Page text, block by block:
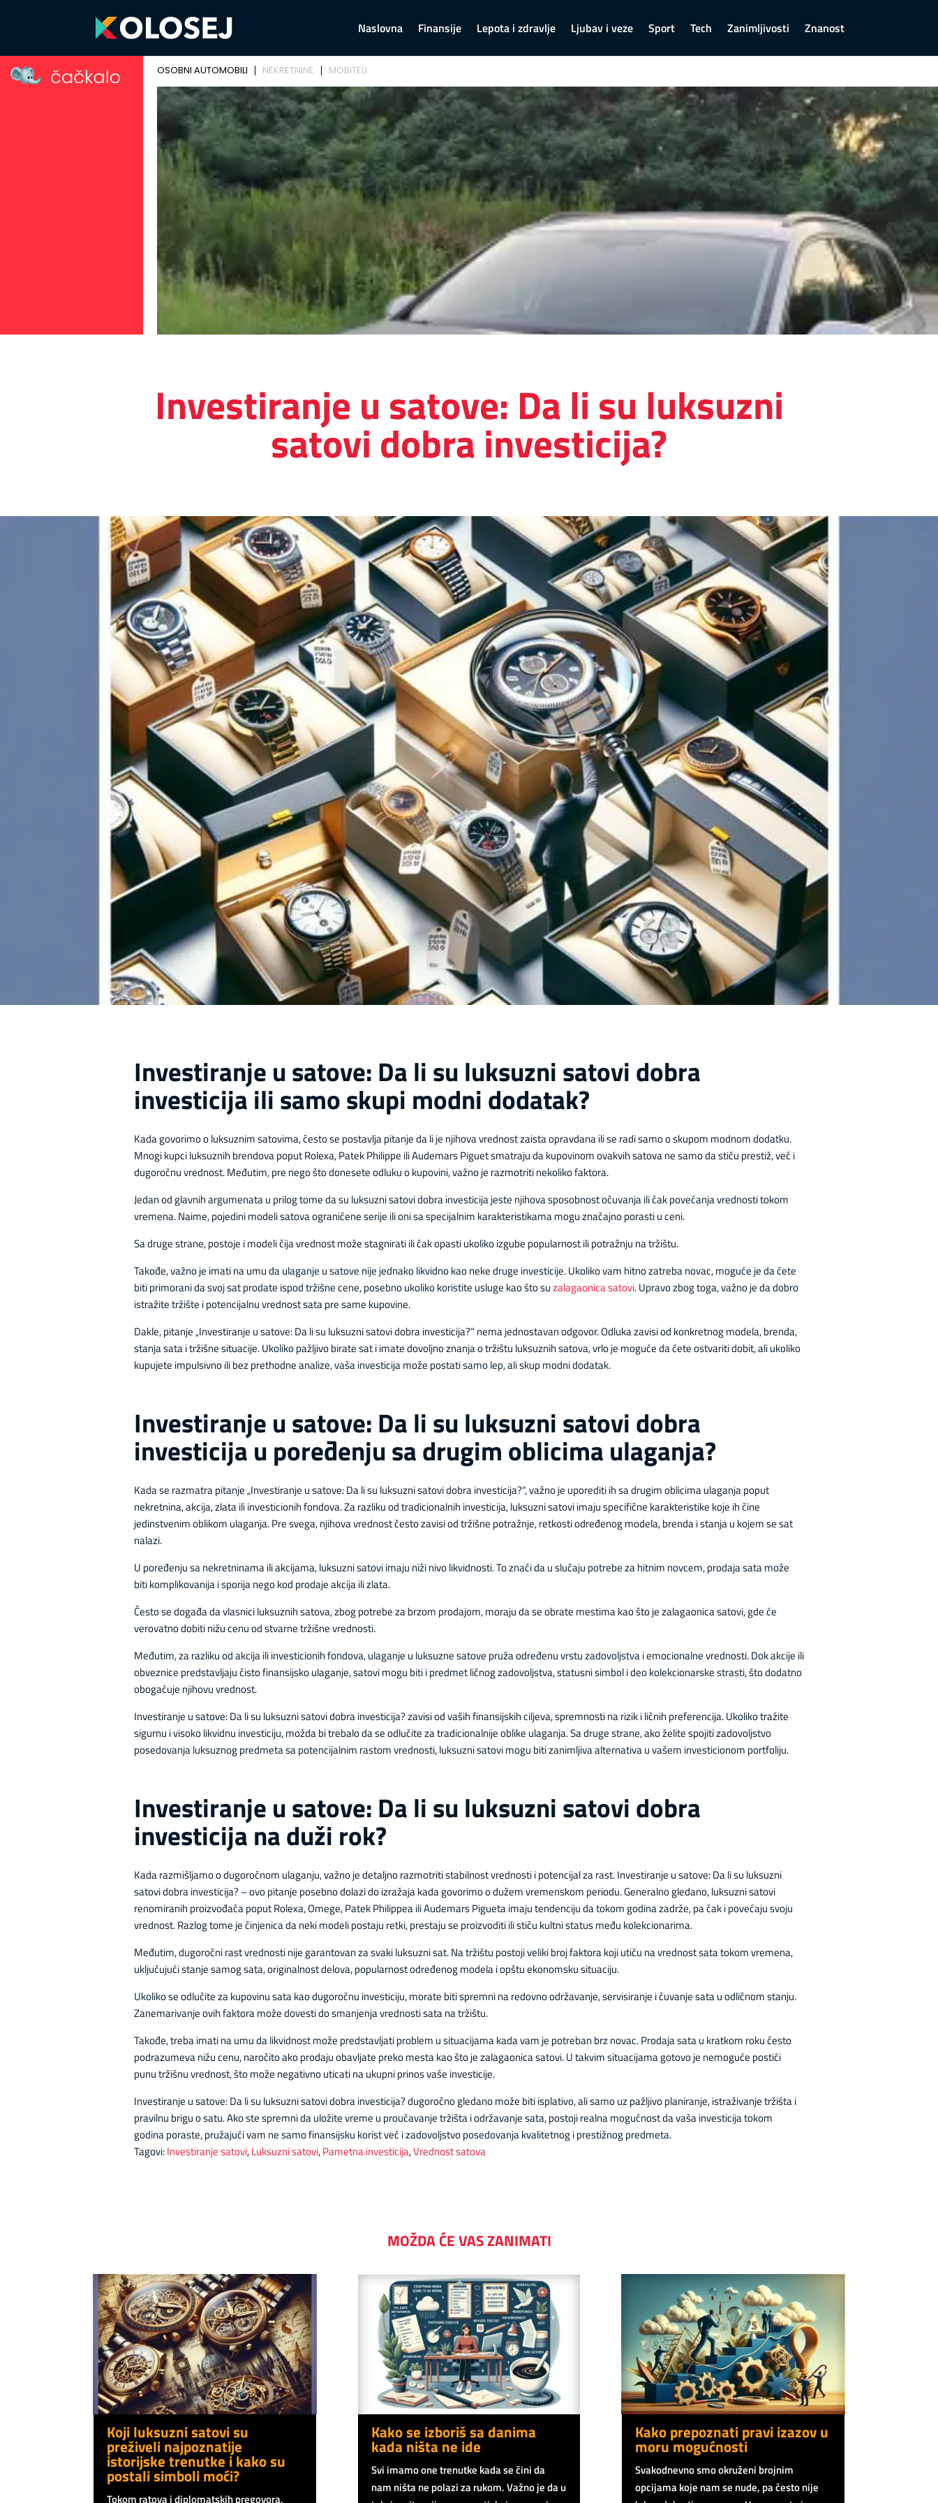
Naslovna Finansije Lepota i zdravlje Ljubav i veze Sport Tech Zanimljivosti Znanost
Investiranje u satove: Da li su luksuzni
satovi dobra investicija?
Investiranje u satove: Da li su luksuzni satovi dobra
investicija ili samo skupi modni dodatak?
Kada govorimo o luksuznim satovima, često se postavlja pitanje da li je njihova vrednost zaista opravdana ili se radi samo o skupom modnom dodatku.
Mnogi kupci luksuznih brendova poput Rolexa, Patek Philippe ili Audemars Piguet smatraju da kupovinom ovakvih satova ne samo da stiču prestiž, već i
dugoročnu vrednost. Međutim, pre nego što donesete odluku o kupovini, važno je razmotriti nekoliko faktora.
Jedan od glavnih argumenata u prilog tome da su luksuzni satovi dobra investicija jeste njihova sposobnost očuvanja ili čak povećanja vrednosti tokom
vremena. Naime, pojedini modeli satova ograničene serije ili oni sa specijalnim karakteristikama mogu značajno porasti u ceni.
Sa druge strane, postoje i modeli čija vrednost može stagnirati ili čak opasti ukoliko izgube popularnost ili potražnju na tržištu.
Takođe, važno je imati na umu da ulaganje u satove nije jednako likvidno kao neke druge investicije. Ukoliko vam hitno zatreba novac, moguće je da ćete
biti primorani da svoj sat prodate ispod tržišne cene, posebno ukoliko koristite usluge kao što suzalagaonica satovi. Upravo zbog toga, važno je da dobro
istražite tržište i potencijalnu vrednost sata pre same kupovine.
Dakle, pitanje „Investiranje u satove: Da li su luksuzni satovi dobra investicija?“ nema jednostavan odgovor. Odluka zavisi od konkretnog modela, brenda,
stanja sata i tržišne situacije. Ukoliko pažljivo birate sat i imate dovoljno znanja o tržištu luksuznih satova, vrlo je moguće da ćete ostvariti dobit, ali ukoliko
kupujete impulsivno ili bez prethodne analize, vaša investicija može postati samo lep, ali skup modni dodatak.
Investiranje u satove: Da li su luksuzni satovi dobra
investicija u poređenju sa drugim oblicima ulaganja?
Kada se razmatra pitanje „Investiranje u satove: Da li su luksuzni satovi dobra investicija?“, važno je uporediti ih sa drugim oblicima ulaganja poput
nekretnina, akcija, zlata ili investicionih fondova. Za razliku od tradicionalnih investicija, luksuzni satovi imaju specifične karakteristike koje ih čine
jedinstvenim oblikom ulaganja. Pre svega, njihova vrednost često zavisi od tržišne potražnje, retkosti određenog modela, brenda i stanja u kojem se sat
nalazi.
U poređenju sa nekretninama ili akcijama, luksuzni satovi imaju niži nivo likvidnosti. To znači da u slučaju potrebe za hitnim novcem, prodaja sata može
biti komplikovanija i sporija nego kod prodaje akcija ili zlata.
Često se događa da vlasnici luksuznih satova, zbog potrebe za brzom prodajom, moraju da se obrate mestima kao što je zalagaonica satovi, gde će
verovatno dobiti nižu cenu od stvarne tržišne vrednosti.
Međutim, za razliku od akcija ili investicionih fondova, ulaganje u luksuzne satove pruža određenu vrstu zadovoljstva i emocionalne vrednosti. Dok akcije ili
obveznice predstavljaju čisto finansijsko ulaganje, satovi mogu biti i predmet ličnog zadovoljstva, statusni simbol i deo kolekcionarske strasti, što dodatno
obogaćuje njihovu vrednost.
Investiranje u satove: Da li su luksuzni satovi dobra investicija? zavisi od vaših finansijskih ciljeva, spremnosti na rizik i ličnih preferencija. Ukoliko tražite
sigurnu i visoko likvidnu investiciju, možda bi trebalo da se odlučite za tradicionalnije oblike ulaganja. Sa druge strane, ako želite spojiti zadovoljstvo
posedovanja luksuznog predmeta sa potencijalnim rastom vrednosti, luksuzni satovi mogu biti zanimljiva alternativa u vašem investicionom portfoliju.
Investiranje u satove: Da li su luksuzni satovi dobra
investicija na duži rok?
Kada razmišljamo o dugoročnom ulaganju, važno je detaljno razmotriti stabilnost vrednosti i potencijal za rast. Investiranje u satove: Da li su luksuzni
satovi dobra investicija? – ovo pitanje posebno dolazi do izražaja kada govorimo o dužem vremenskom periodu. Generalno gledano, luksuzni satovi
renomiranih proizvođača poput Rolexa, Omege, Patek Philippea ili Audemars Pigueta imaju tendenciju da tokom godina zadrže, pa čak i povećaju svoju
vrednost. Razlog tome je činjenica da neki modeli postaju retki, prestaju se proizvoditi ili stiču kultni status među kolekcionarima.
Međutim, dugoročni rast vrednosti nije garantovan za svaki luksuzni sat. Na tržištu postoji veliki broj faktora koji utiču na vrednost sata tokom vremena,
uključujući stanje samog sata, originalnost delova, popularnost određenog modela i opštu ekonomsku situaciju.
Ukoliko se odlučite za kupovinu sata kao dugoročnu investiciju, morate biti spremni na redovno održavanje, servisiranje i čuvanje sata u odličnom stanju.
Zanemarivanje ovih faktora može dovesti do smanjenja vrednosti sata na tržištu.
Takođe, treba imati na umu da likvidnost može predstavljati problem u situacijama kada vam je potreban brz novac. Prodaja sata u kratkom roku često
podrazumeva nižu cenu, naročito ako prodaju obavljate preko mesta kao što je zalagaonica satovi. U takvim situacijama gotovo je nemoguće postići
punu tržišnu vrednost, što može negativno uticati na ukupni prinos vaše investicije.
Investiranje u satove: Da li su luksuzni satovi dobra investicija? dugoročno gledano može biti isplativo, ali samo uz pažljivo planiranje, istraživanje tržišta i
pravilnu brigu o satu. Ako ste spremni da uložite vreme u proučavanje tržišta i održavanje sata, postoji realna mogućnost da vaša investicija tokom
godina poraste, pružajući vam ne samo finansijsku korist već i zadovoljstvo posedovanja kvalitetnog i prestižnog predmeta.
Tagovi:Investiranje satovi,Luksuzni satovi,Pametna investicija,Vrednost satova
MOŽDA ĆE VAS ZANIMATI
Koji luksuzni satovi su
preživeli najpoznatije
istorijske trenutke i kako su
postali simboli moći?
Tokom ratova i diplomatskih pregovora,
Kako se izboriš sa danima
kada ništa ne ide
Svi imamo one trenutke kada se čini da
nam ništa ne polazi za rukom. Važno je da u
Kako prepoznati pravi izazov u
moru mogućnosti
Svakodnevno smo okruženi brojnim
opcijama koje nam se nude, pa često nije